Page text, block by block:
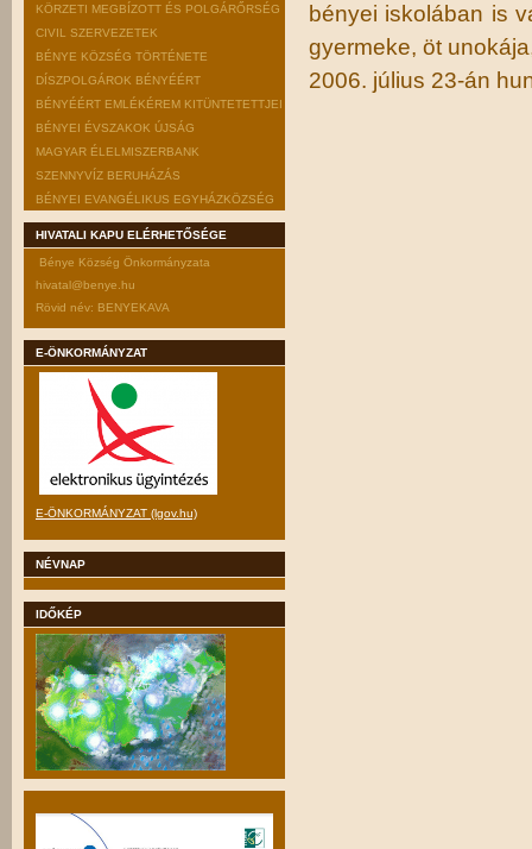
KÖRZETI MEGBÍZOTT ÉS POLGÁRŐRSÉG
CIVIL SZERVEZETEK
BÉNYE KÖZSÉG TÖRTÉNETE
DÍSZPOLGÁROK BÉNYÉÉRT
BÉNYÉÉRT EMLÉKÉREM KITÜNTETETTJEI
BÉNYEI ÉVSZAKOK ÚJSÁG
MAGYAR ÉLELMISZERBANK
SZENNYVÍZ BERUHÁZÁS
BÉNYEI EVANGÉLIKUS EGYHÁZKÖZSÉG
HIVATALI KAPU ELÉRHETŐSÉGE
Bénye Község Önkormányzata
hivatal@benye.hu
Rövid név: BENYEKAVA
E-ÖNKORMÁNYZAT
E-ÖNKORMÁNYZAT (lgov.hu)
NÉVNAP
IDŐKÉP
bényei iskolában is
gyermeke, öt
2006. július 23-án